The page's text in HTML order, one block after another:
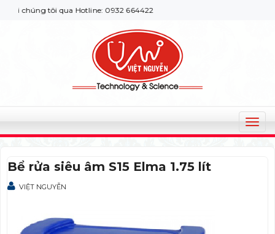
tôi qua Hotline: 0932 664422
T
o
Bể rửa siêu âm S15 Elma 1.75 lít
VIỆT NGUYỄN